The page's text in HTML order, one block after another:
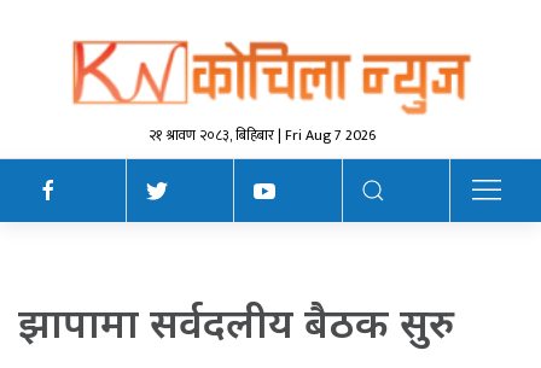
२१ श्रावण २०८३, बिहिबार | Fri Aug 7 2026
झापामा सर्वदलीय बैठक सुरु